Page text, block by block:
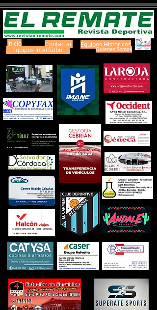
Inicio Contactar
Equipos Interfútbol
Equipos Históricos
Quienes Somos